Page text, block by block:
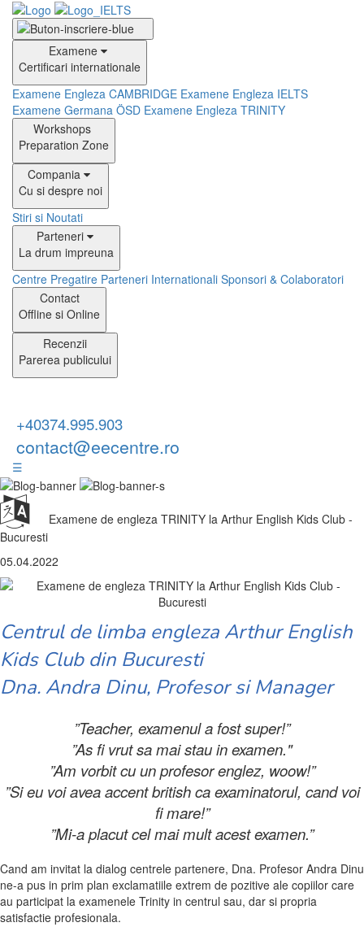
Examene
Certificari internationale
Examene Engleza CAMBRIDGE Examene Engleza IELTS
Examene Germana ÖSD Examene Engleza TRINITY
Workshops
Preparation Zone
Compania
Cu si despre noi
Stiri si Noutati
Parteneri
La drum impreuna
Centre Pregatire Parteneri Internationali Sponsori & Colaboratori
Contact
Offline si Online
Recenzii
Parerea publicului
+40374.995.903
contact@eecentre.ro
☰
Examene de engleza TRINITY la Arthur English Kids Club -
Bucuresti
05.04.2022
Centrul de limba engleza Arthur English
Kids Club din Bucuresti
Dna. Andra Dinu, Profesor si Manager
”Teacher, examenul a fost super!”
”As fi vrut sa mai stau in examen."
”Am vorbit cu un profesor englez, woow!”
”Si eu voi avea accent british ca examinatorul, cand voi
fi mare!”
”Mi-a placut cel mai mult acest examen.”
Cand am invitat la dialog centrele partenere, Dna. Profesor Andra Dinu
ne-a pus in prim plan exclamatiile extrem de pozitive ale copiilor care
au participat la examenele Trinity in centrul sau, dar si propria
satisfactie profesionala.